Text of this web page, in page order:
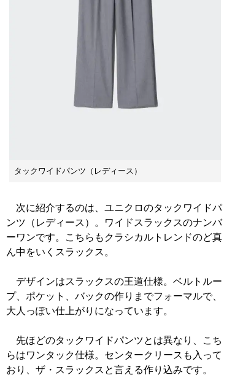
タックワイドパンツ（レディース）
次に紹介するのは、ユニクロのタックワイドパ
ンツ（レディース）。ワイドスラックスのナンバ
ーワンです。こちらもクラシカルトレンドのど真
ん中をいくスラックス。
デザインはスラックスの王道仕様。ベルトルー
プ、ポケット、バックの作りまでフォーマルで、
大人っぽい仕上がりになっています。
先ほどのタックワイドパンツとは異なり、こち
らはワンタック仕様。センタークリースも入って
おり、ザ・スラックスと言える作り込みです。